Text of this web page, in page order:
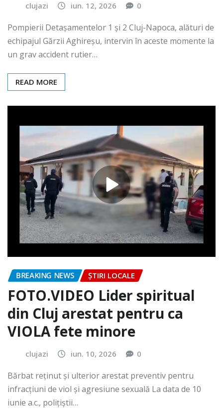
clujazi iun. 12, 2026 0
Pompierii Detașamentelor 1 și 2 Cluj-Napoca, alături de
echipajul Gărzii Aghireșu, intervin în aceste momente la
un grav accident rutier…
READ MORE
BREAKING NEWS ȘTIRI LOCALE
FOTO.VIDEO Lider spiritual
din Cluj arestat pentru ca
VIOLA fete minore
clujazi iun. 10, 2026 0
Bărbat reținut și ulterior arestat preventiv pentru
infracțiuni de viol și agresiune sexuală La data de 10
iunie a.c., polițiștii…